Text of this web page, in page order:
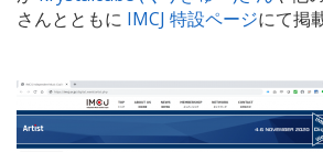
さんとともに IMCJ 特設ページにて掲